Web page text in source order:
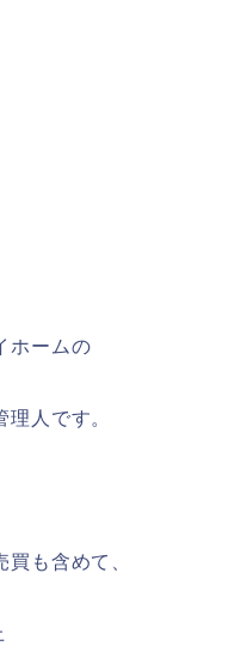
ホームの
人です。
も含めて、